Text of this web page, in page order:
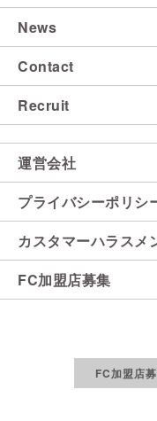
News
Contact
Recruit
運営会社
プライバシーポリシ
カスタマーハラスメ
FC加盟店募集
FC加盟店